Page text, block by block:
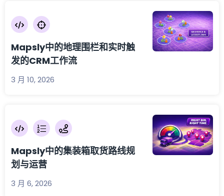
Mapsly中的地理围栏和实时触
发的CRM工作流
3 月 10, 2026
Mapsly中的集装箱取货路线规
划与运营
3 月 6, 2026